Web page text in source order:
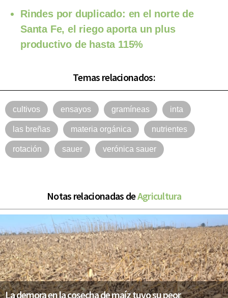
Rindes por duplicado: en el norte de
Santa Fe, el riego aporta un plus
productivo de hasta 115%
Temas relacionados:
cultivos ensayos gramíneas inta
las breñas materia orgánica nutrientes
rotación sauer verónica sauer
Notas relacionadas deAgricultura
La demora en la cosecha de maíz tuvo su peor